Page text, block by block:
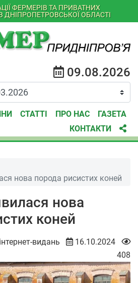
ФЕРМЕРІВ ТА ПРИВАТНИХ
ДНІПРОПЕТРОВСЬКОЇ ОБЛАСТІ
09.08.2026
СТАТТІ ПРО НАС
ГАЗЕТА
КОНТАКТИ
нова порода рисистих коней
нова
коней
видань
16.10.2024
408